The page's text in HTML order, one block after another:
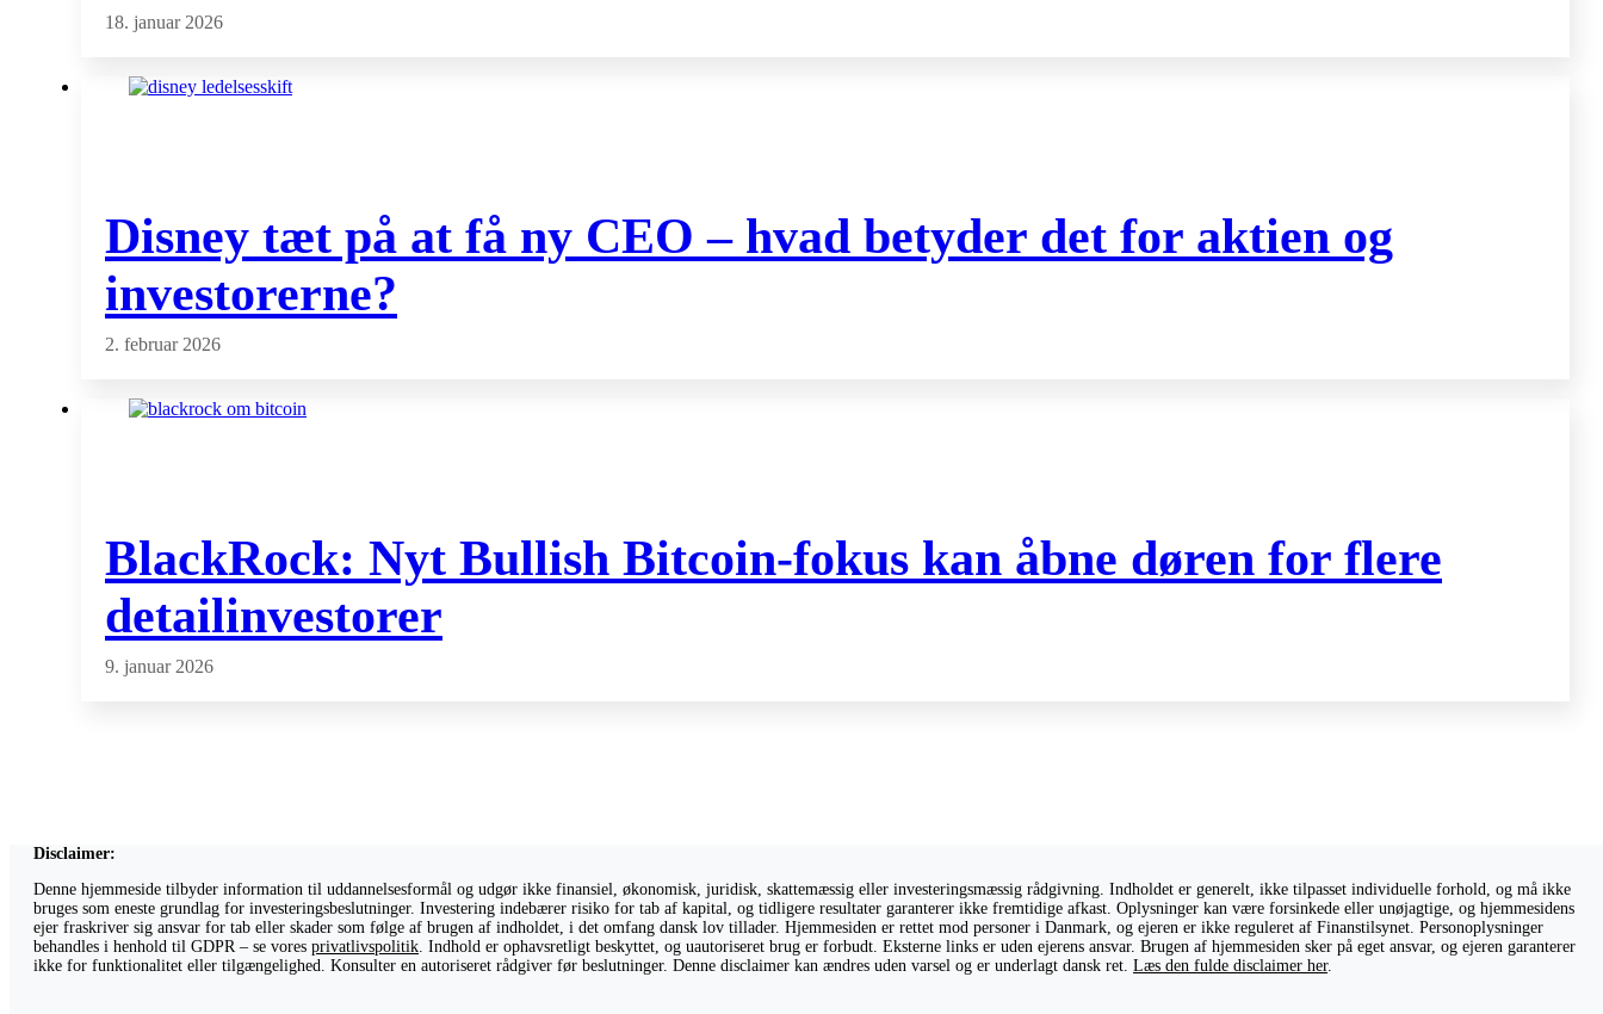
18. januar 2026
Disney tæt på at få ny CEO – hvad betyder det for aktien og
investorerne?
2. februar 2026
BlackRock: Nyt Bullish Bitcoin-fokus kan åbne døren for flere
detailinvestorer
9. januar 2026
Disclaimer:
Denne hjemmeside tilbyder information til uddannelsesformål og udgør ikke finansiel, økonomisk, juridisk, skattemæssig eller investeringsmæssig rådgivning. Indholdet er generelt, ikke tilpasset individuelle forhold, og må ikke
bruges som eneste grundlag for investeringsbeslutninger. Investering indebærer risiko for tab af kapital, og tidligere resultater garanterer ikke fremtidige afkast. Oplysninger kan være forsinkede eller unøjagtige, og hjemmesidens
ejer fraskriver sig ansvar for tab eller skader som følge af brugen af indholdet, i det omfang dansk lov tillader. Hjemmesiden er rettet mod personer i Danmark, og ejeren er ikke reguleret af Finanstilsynet. Personoplysninger
behandles i henhold til GDPR – se vores privatlivspolitik. Indhold er ophavsretligt beskyttet, og uautoriseret brug er forbudt. Eksterne links er uden ejerens ansvar. Brugen af hjemmesiden sker på eget ansvar, og ejeren garanterer
ikke for funktionalitet eller tilgængelighed. Konsulter en autoriseret rådgiver før beslutninger. Denne disclaimer kan ændres uden varsel og er underlagt dansk ret. Læs den fulde disclaimer her.